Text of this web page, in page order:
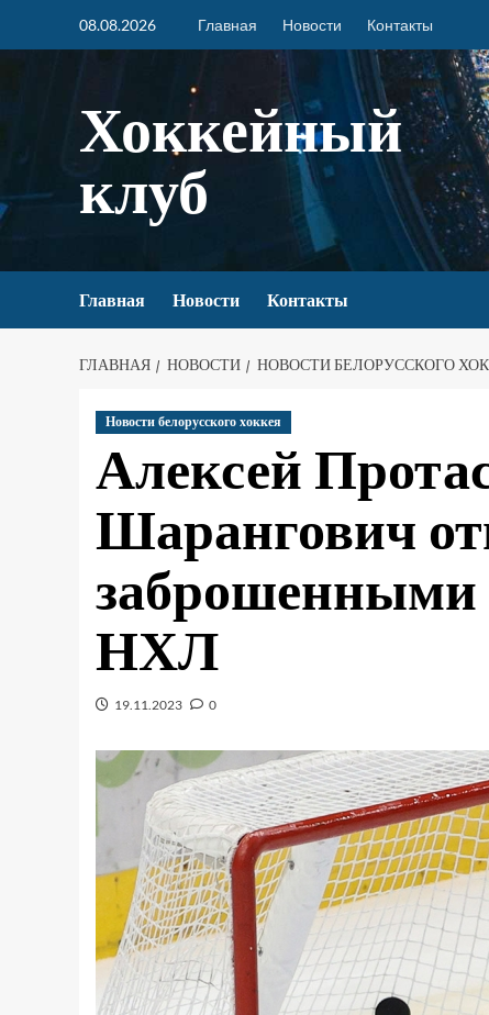
08.08.2026 Главная Новости Контакты
Хоккейный
клуб
Главная Новости Контакты
ГЛАВНАЯ НОВОСТИ НОВОСТИ БЕЛОРУССКОГО
Новости белорусского хоккея
Алексей
Шарангович
НХЛ
19.11.2023 0